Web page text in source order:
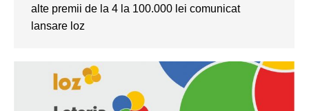
alte premii de la 4 la 100.000 lei comunicat
lansare loz